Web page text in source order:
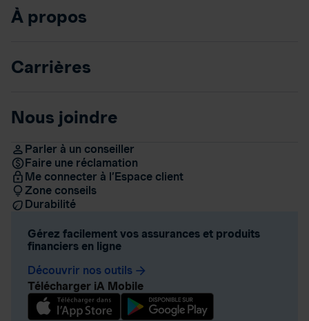
À propos
Carrières
Nous joindre
Parler à un conseiller
Faire une réclamation
Me connecter à l’Espace client
Zone conseils
Durabilité
Gérez facilement vos assurances et produits
financiers en ligne
Découvrir nos outils arrow_forward
Télécharger iA Mobile